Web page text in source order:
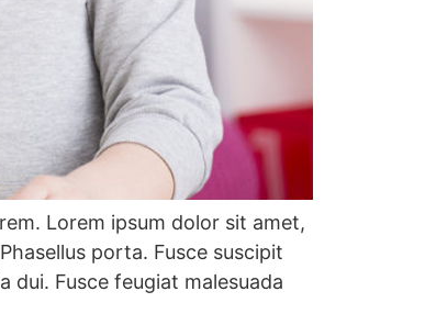
Lorem ipsum dolor sit amet,
porta. Fusce suscipit
dui. Fusce feugiat malesuada